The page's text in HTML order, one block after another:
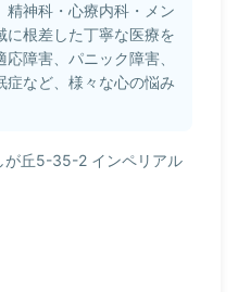
精神科・心療内科・メン
に根差した丁寧な医療を
障害、パニック障害、
症など、様々な心の悩み
が丘5-35-2 インペリアル